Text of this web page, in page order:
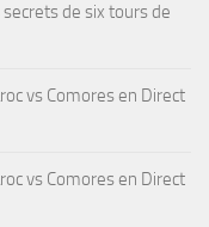
de six tours de
vs Comores en Direct
vs Comores en Direct